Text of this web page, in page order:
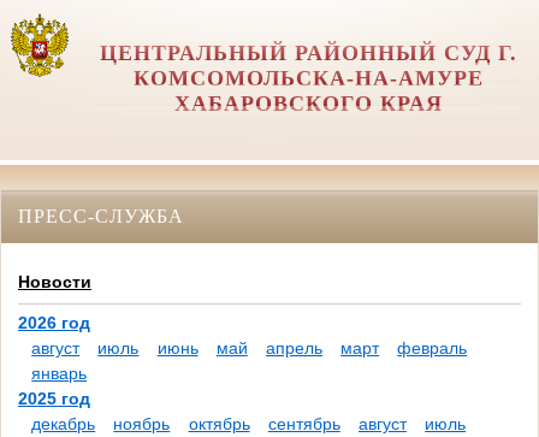
ЦЕНТРАЛЬНЫЙ РАЙОННЫЙ СУД Г.
КОМСОМОЛЬСКА-НА-АМУРЕ
ХАБАРОВСКОГО КРАЯ
ПРЕСС-СЛУЖБА
Новости
2026 год
август
июль июнь май апрель март
февраль
январь
2025 год
декабрь
ноябрь октябрь сентябрь август
июль